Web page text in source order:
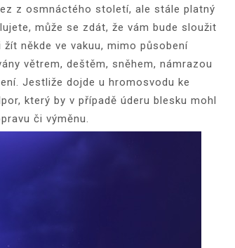
z osmnáctého století, ale stále platný
může se zdát, že vám bude sloužit
někde ve vakuu, mimo působení
větrem, deštěm, sněhem, námrazou
Jestliže dojde u hromosvodu ke
který by v případě úderu blesku mohl
či výměnu.